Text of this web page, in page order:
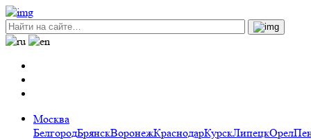
Москва
БелгородБрянскВоронежКраснодарКурскЛипецкОрел